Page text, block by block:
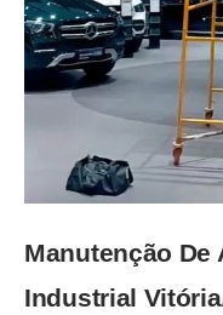
Manutenção De
Industrial